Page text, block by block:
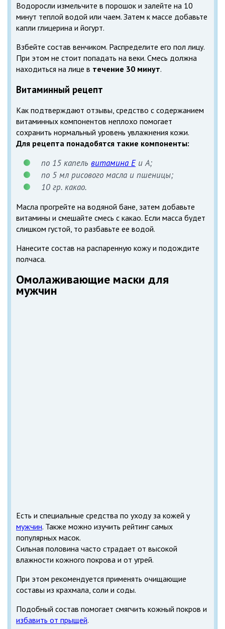
Водоросли измельчите в порошок и залейте на 10
минут теплой водой или чаем. Затем к массе добавьте
капли глицерина и йогурт.
Взбейте состав венчиком. Распределите его пол лицу.
При этом не стоит попадать на веки. Смесь должна
находиться на лице в течение 30 минут.
Витаминный рецепт
Как подтверждают отзывы, средство с содержанием
витаминных компонентов неплохо помогает
сохранить нормальный уровень увлажнения кожи.
Для рецепта понадобятся такие компоненты:
по 15 капель витамина Еи А;
по 5 мл рисового масла и пшеницы;
10 гр. какао.
Масла прогрейте на водяной бане, затем добавьте
витамины и смешайте смесь с какао. Если масса будет
слишком густой, то разбавьте ее водой.
Нанесите состав на распаренную кожу и подождите
полчаса.
Омолаживающие маски для
мужчин
Есть и специальные средства по уходу за кожей у
мужчин. Также можно изучить рейтинг самых
популярных масок.
Сильная половина часто страдает от высокой
влажности кожного покрова и от угрей.
При этом рекомендуется применять очищающие
составы из крахмала, соли и соды.
Подобный состав помогает смягчить кожный покров и
избавить от прыщей.